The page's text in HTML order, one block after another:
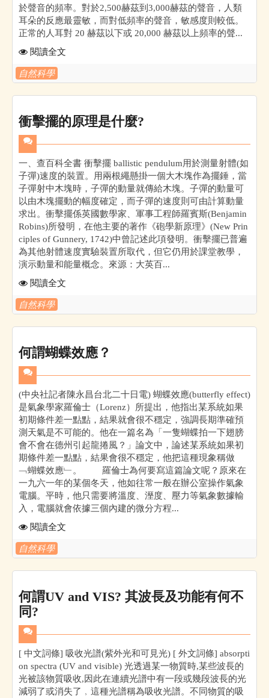
於聲音的頻率。對於2,500赫茲到3,000赫茲的聲音，人類
耳朵的反應最靈敏，而對低頻率的聲音，敏感度則較低。
正常的人耳對 20 赫茲以下或 20,000 赫茲以上頻率的聲...
閱讀全文
自然科學
衝擊擺的原理是什麼?
一、查百科全書 衝擊擺 ballistic pendulum用於測量射體(如
子彈)速度的裝置。用兩根繩懸掛一個大木塊作為擺錘，當
子彈射中木塊時，子彈的動量就傳給木塊。子彈的動量可
以由木塊擺動的幅度確定，而子彈的速度則可由計算動量
求出。衝擊擺係英國數學家、軍事工程師羅賓斯(Benjamin
Robins)所發明，在他主要的著作《砲學新原理》(New Prin
ciples of Gunnery, 1742)中曾記述此項發明。衝擊擺已普遍
為其他射體速度實驗裝置所取代，但它仍用於課堂教學，
演示動量和能量概念。來源：大英百...
閱讀全文
自然科學
何謂蝴蝶效應？
(中央社記者陳永昌台北二十日電) 蝴蝶效應(butterfly effect)
是氣象學家羅倫士（Lorenz）所提出，他指出某系統如果
初期條件差一點點，結果就會很不穩定，強調長期準確預
測天氣是不可能的。他在一篇名為「一隻蝴蝶拍一下翅膀
會不會在德州引起龍捲風？」論文中，論述某系統如果初
期條件差一點點，結果會很不穩定，他把這種現象稱做
﹁蝴蝶效應﹂。 羅倫士為何要寫這篇論文呢？原來在
一九六一年的某個冬天，他如往常一般在辦公室操作氣象
電腦。平時，他只需要將溫度、溼度、壓力等氣象數據輸
入，電腦就會依據三個內建的微分方程...
閱讀全文
自然科學
何謂UV and VIS? 其波長及功能有何不
同?
[ 中文詞條] 吸收光譜(紫外光和可見光) [ 外文詞條] absorpti
on spectra (UV and visible) 光透過某一物質時,某些波長的
光被該物質吸收,因此在連續光譜中有一段或幾段波長的光
減弱了或消失了﹐這種光譜稱為吸收光譜。不同物質的吸